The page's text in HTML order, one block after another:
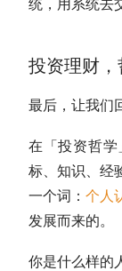
统，用系统去
投资理财
最后，让我们
在「投资哲学
标、知识、经
一个词： 个人
发展而来的。
你是什么样的